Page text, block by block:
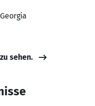
sehen.